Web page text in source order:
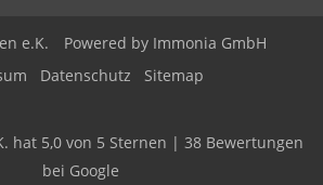
e.K. Powered by Immonia GmbH
Datenschutz Sitemap
hat 5,0 von 5 Sternen | 38 Bewertungen
bei Google